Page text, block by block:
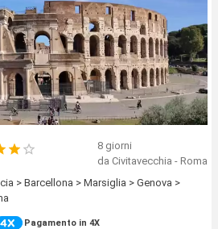
8 giorni
da Civitavecchia - Roma
> Barcellona > Marsiglia > Genova >
Pagamento in 4X